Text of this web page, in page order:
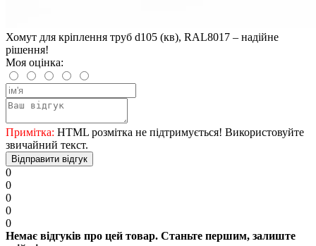
Хомут для кріплення труб d105 (кв), RAL8017 – надійне
рішення!
Моя оцінка:
Примітка: HTML розмітка не підтримується! Використовуйте
звичайний текст.
Відправити відгук
0
0
0
0
0
Немає відгуків про цей товар. Станьте першим, залиште